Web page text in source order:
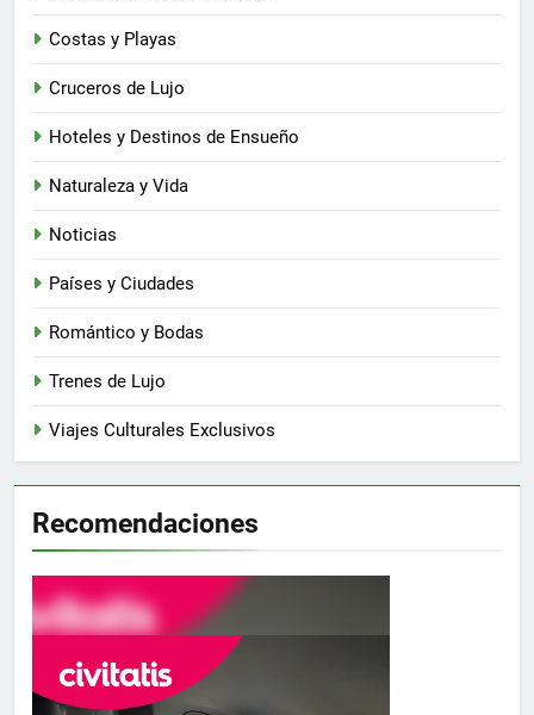
Costas y Playas
Cruceros de Lujo
Hoteles y Destinos de Ensueño
Naturaleza y Vida
Noticias
Países y Ciudades
Romántico y Bodas
Trenes de Lujo
Viajes Culturales Exclusivos
Recomendaciones